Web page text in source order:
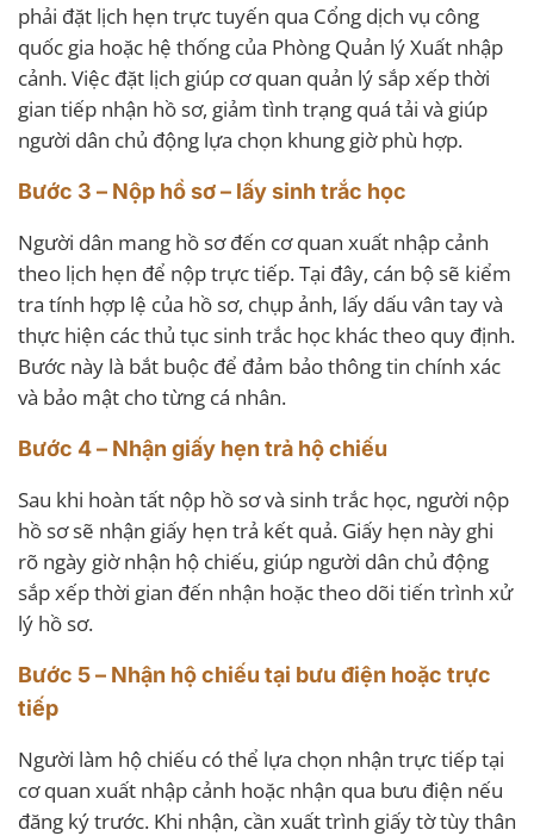
phải đặt lịch hẹn trực tuyến qua Cổng dịch vụ công
quốc gia hoặc hệ thống của Phòng Quản lý Xuất nhập
cảnh. Việc đặt lịch giúp cơ quan quản lý sắp xếp thời
gian tiếp nhận hồ sơ, giảm tình trạng quá tải và giúp
người dân chủ động lựa chọn khung giờ phù hợp.
Bước 3 – Nộp hồ sơ – lấy sinh trắc học
Người dân mang hồ sơ đến cơ quan xuất nhập cảnh
theo lịch hẹn để nộp trực tiếp. Tại đây, cán bộ sẽ kiểm
tra tính hợp lệ của hồ sơ, chụp ảnh, lấy dấu vân tay và
thực hiện các thủ tục sinh trắc học khác theo quy định.
Bước này là bắt buộc để đảm bảo thông tin chính xác
và bảo mật cho từng cá nhân.
Bước 4 – Nhận giấy hẹn trả hộ chiếu
Sau khi hoàn tất nộp hồ sơ và sinh trắc học, người nộp
hồ sơ sẽ nhận giấy hẹn trả kết quả. Giấy hẹn này ghi
rõ ngày giờ nhận hộ chiếu, giúp người dân chủ động
sắp xếp thời gian đến nhận hoặc theo dõi tiến trình xử
lý hồ sơ.
Bước 5 – Nhận hộ chiếu tại bưu điện hoặc trực
tiếp
Người làm hộ chiếu có thể lựa chọn nhận trực tiếp tại
cơ quan xuất nhập cảnh hoặc nhận qua bưu điện nếu
đăng ký trước. Khi nhận, cần xuất trình giấy tờ tùy thân